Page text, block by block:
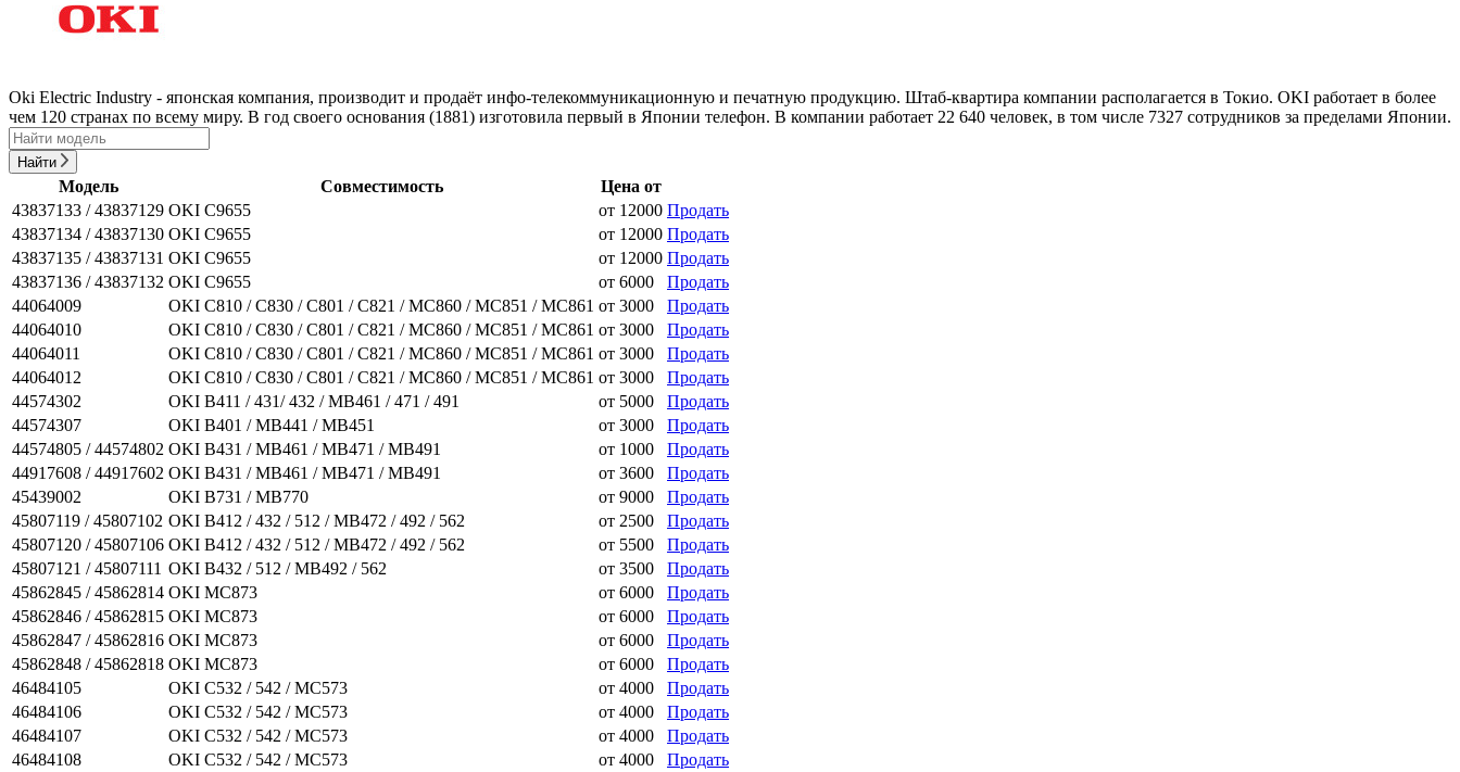
Oki Electric Industry - японская компания, производит и продаёт инфо-телекоммуникационную и печатную продукцию. Штаб-квартира компании располагается в Токио. OKI работает в более
чем 120 странах по всему миру. В год своего основания (1881) изготовила первый в Японии телефон. В компании работает 22 640 человек, в том числе 7327 сотрудников за пределами Японии.
Найти
Модель Совместимость
Цена от
43837133 / 43837129 OKI C9655 от 12000 Продать
43837134 / 43837130 OKI C9655 от 12000 Продать
43837135 / 43837131 OKI C9655 от 12000 Продать
43837136 / 43837132 OKI C9655 от 6000
Продать
44064009
OKI C810 / C830 / C801 / C821 / MC860 / MC851 / MC861 от 3000
Продать
44064010
OKI C810 / C830 / C801 / C821 / MC860 / MC851 / MC861 от 3000
Продать
44064011
OKI C810 / C830 / C801 / C821 / MC860 / MC851 / MC861 от 3000
Продать
44064012
OKI C810 / C830 / C801 / C821 / MC860 / MC851 / MC861 от 3000
Продать
44574302
OKI B411 / 431/ 432 / MB461 / 471 / 491 от 5000
Продать
44574307
OKI B401 / MB441 / MB451 от 3000
Продать
44574805 / 44574802 OKI B431 / MB461 / MB471 / MB491 от 1000
Продать
44917608 / 44917602 OKI B431 / MB461 / MB471 / MB491 от 3600
Продать
45439002
OKI B731 / MB770 от 9000
Продать
45807119 / 45807102 OKI B412 / 432 / 512 / MB472 / 492 / 562 от 2500
Продать
45807120 / 45807106 OKI B412 / 432 / 512 / MB472 / 492 / 562 от 5500
Продать
45807121 / 45807111 OKI B432 / 512 / MB492 / 562 от 3500
Продать
45862845 / 45862814 OKI MC873 от 6000
Продать
45862846 / 45862815 OKI MC873 от 6000
Продать
45862847 / 45862816 OKI MC873 от 6000
Продать
45862848 / 45862818 OKI MC873 от 6000
Продать
46484105
OKI C532 / 542 / MC573 от 4000
Продать
46484106
OKI C532 / 542 / MC573 от 4000
Продать
46484107
OKI C532 / 542 / MC573 от 4000
Продать
46484108
OKI C532 / 542 / MC573 от 4000
Продать